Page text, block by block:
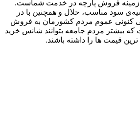
زمینه فروش پارچه در خدمت شماست.
سود مناسب، حلال و همچنین با در
کنونی عموم مردم کشورمان به فروش
بیشتر مردم جامعه بتوانند شانس خرید
قیمت ها را داشته باشند.